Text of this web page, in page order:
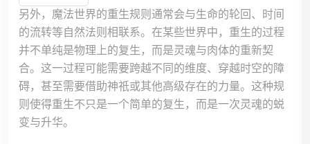
另外，魔法世界的重生规则通常会与生命的轮回、时间
的流转等自然法则相联系。在某些世界中，重生的过程
并不单纯是物理上的复生，而是灵魂与肉体的重新契
合。这一过程可能需要跨越不同的维度、穿越时空的障
碍，甚至需要借助神祇或其他高级存在的力量。这种规
则使得重生不只是一个简单的复生，而是一次灵魂的蜕
变与升华。